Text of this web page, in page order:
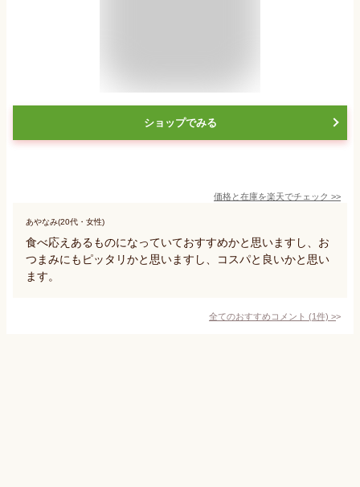
ショップでみる
価格と在庫を楽天でチェック >>
あやなみ(20代・女性)
食べ応えあるものになっていておすすめかと思いますし、お
つまみにもピッタリかと思いますし、コスパと良いかと思い
ます。
全てのおすすめコメント (1件) >